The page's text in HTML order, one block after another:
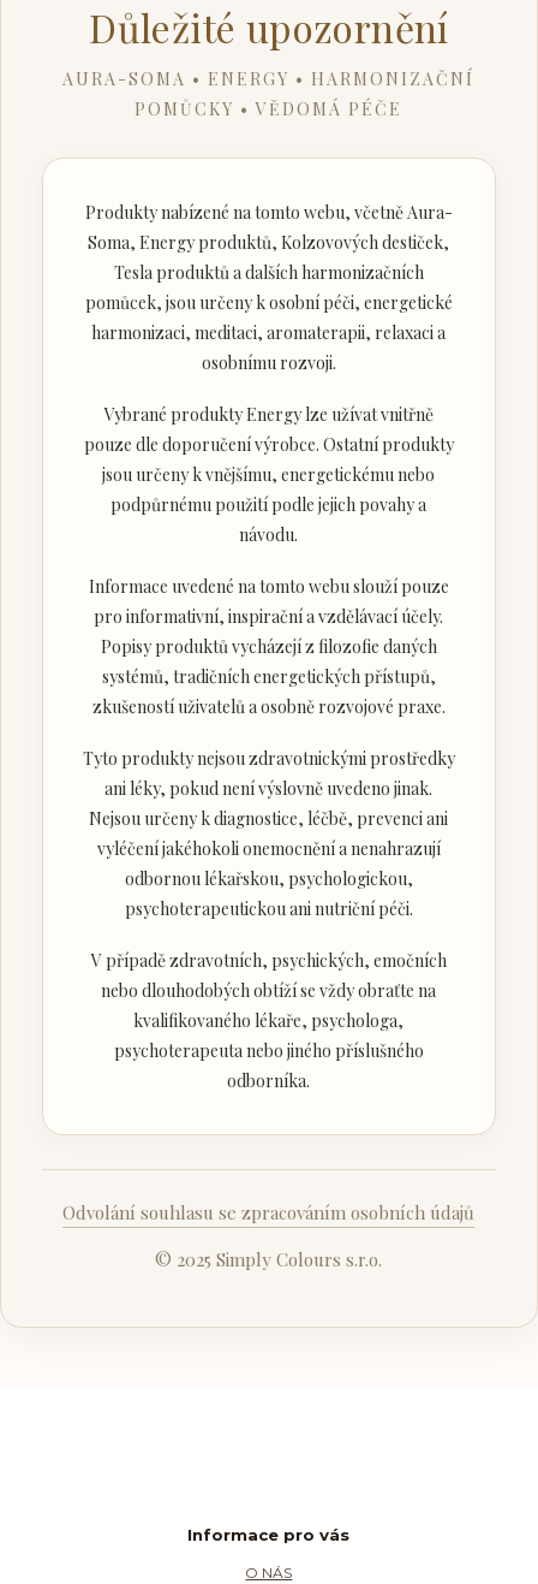
Důležité upozornění
AURA-SOMA • ENERGY • HARMONIZAČNÍ
POMŮCKY • VĚDOMÁ PÉČE
Produkty nabízené na tomto webu, včetně Aura-
Soma, Energy produktů, Kolzovových destiček,
Tesla produktů a dalších harmonizačních
pomůcek, jsou určeny k osobní péči, energetické
harmonizaci, meditaci, aromaterapii, relaxaci a
osobnímu rozvoji.
Vybrané produkty Energy lze užívat vnitřně
pouze dle doporučení výrobce. Ostatní produkty
jsou určeny k vnějšímu, energetickému nebo
podpůrnému použití podle jejich povahy a
návodu.
Informace uvedené na tomto webu slouží pouze
pro informativní, inspirační a vzdělávací účely.
Popisy produktů vycházejí z filozofie daných
systémů, tradičních energetických přístupů,
zkušeností uživatelů a osobně rozvojové praxe.
Tyto produkty nejsou zdravotnickými prostředky
ani léky, pokud není výslovně uvedeno jinak.
Nejsou určeny k diagnostice, léčbě, prevenci ani
vyléčení jakéhokoli onemocnění a nenahrazují
odbornou lékařskou, psychologickou,
psychoterapeutickou ani nutriční péči.
V případě zdravotních, psychických, emočních
nebo dlouhodobých obtíží se vždy obraťte na
kvalifikovaného lékaře, psychologa,
psychoterapeuta nebo jiného příslušného
odborníka.
Odvolání souhlasu se zpracováním osobních údajů
© 2025 Simply Colours s.r.o.
Informace pro vás
O NÁS